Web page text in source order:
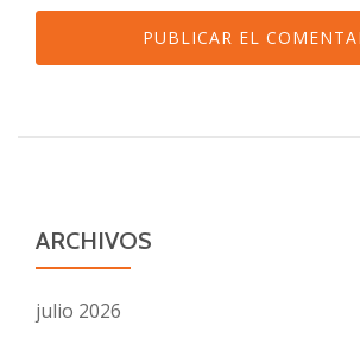
ARCHIVOS
julio 2026